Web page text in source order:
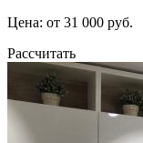
Цена: от 31 000 руб.
Рассчитать